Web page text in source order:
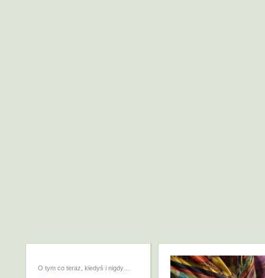
O tym co teraz, kiedyś i nigdy…